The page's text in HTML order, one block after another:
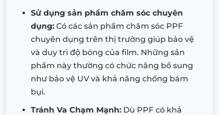
Sử dụng sản phẩm chăm sóc chuyên
dụng: Có các sản phẩm chăm sóc PPF
chuyên dụng trên thị trường giúp bảo vệ
và duy trì độ bóng của film. Những sản
phẩm này thường có chức năng bổ sung
như bảo vệ UV và khả năng chống bám
bụi.
Tránh Va Chạm Mạnh: Dù PPF có khả